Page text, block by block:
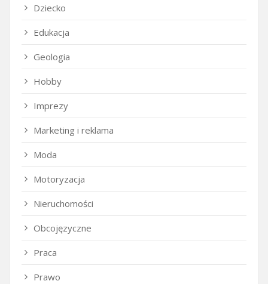
Dziecko
Edukacja
Geologia
Hobby
Imprezy
Marketing i reklama
Moda
Motoryzacja
Nieruchomości
Obcojęzyczne
Praca
Prawo